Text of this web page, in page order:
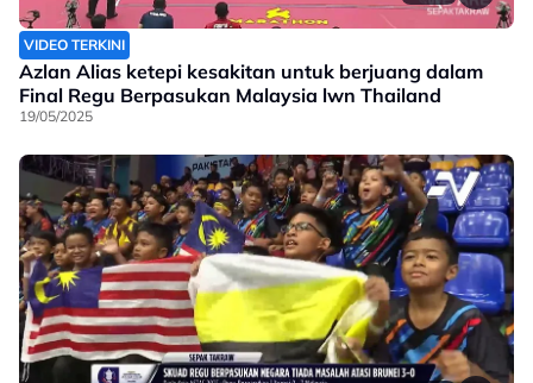
VIDEO TERKINI
Azlan Alias ketepi kesakitan untuk berjuang dalam
Final Regu Berpasukan Malaysia lwn Thailand
19/05/2025